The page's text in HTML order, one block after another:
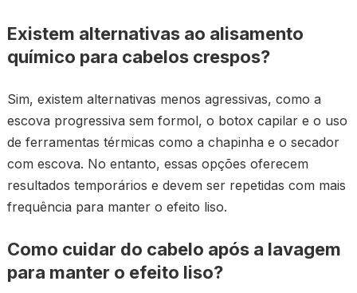
Existem alternativas ao alisamento
químico para cabelos crespos?
Sim, existem alternativas menos agressivas, como a
escova progressiva sem formol, o botox capilar e o uso
de ferramentas térmicas como a chapinha e o secador
com escova. No entanto, essas opções oferecem
resultados temporários e devem ser repetidas com mais
frequência para manter o efeito liso.
Como cuidar do cabelo após a lavagem
para manter o efeito liso?